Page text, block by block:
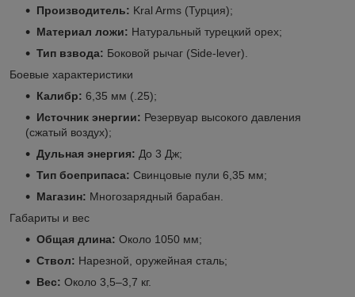
Производитель: Kral Arms (Турция);
Материал ложи: Натуральный турецкий орех;
Тип взвода: Боковой рычаг (Side-lever).
Боевые характеристики
Калибр: 6,35 мм (.25);
Источник энергии: Резервуар высокого давления
(сжатый воздух);
Дульная энергия: До 3 Дж;
Тип боеприпаса: Свинцовые пули 6,35 мм;
Магазин: Многозарядный барабан.
Габариты и вес
Общая длина: Около 1050 мм;
Ствол: Нарезной, оружейная сталь;
Вес: Около 3,5–3,7 кг.